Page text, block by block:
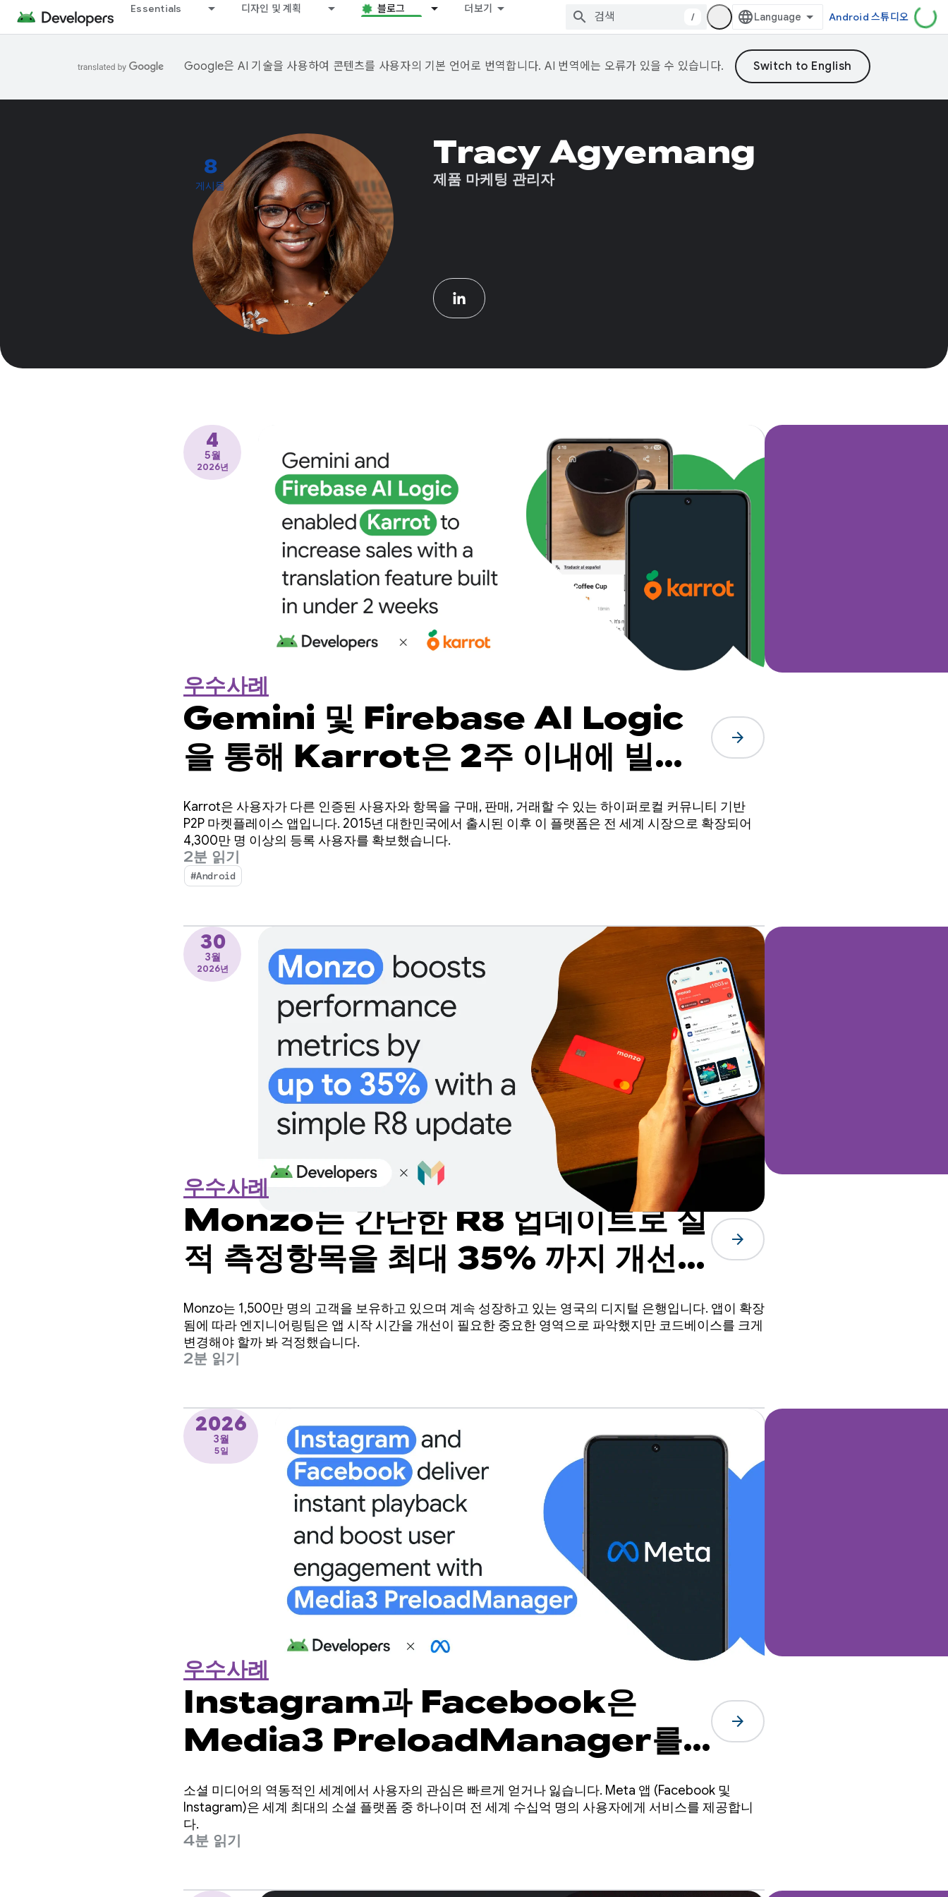
Essentials 디자인 및 계획 블로그 더보기
/ Android 스튜디오
Google은 AI 기술을 사용하여 콘텐츠를 사용자의 기본 언어로 번역합니다. AI 번역에는 오류가 있을 수 있습니다.
8
게시물
Tracy Agyemang
제품 마케팅 관리자
4
5월
2026년
우수사례
Gemini 및 Firebase AI Logic
을 통해 Karrot은 2주 이내에 빌드
된 번역 기능으로 판매를 늘릴 수 있었
습니다.
arrow_forward
Karrot은 사용자가 다른 인증된 사용자와 항목을 구매, 판매, 거래할 수 있는 하이퍼로컬 커뮤니티 기반
P2P 마켓플레이스 앱입니다. 2015년 대한민국에서 출시된 이후 이 플랫폼은 전 세계 시장으로 확장되어
4,300만 명 이상의 등록 사용자를 확보했습니다.
2분 읽기
#Android
30
3월
2026년
우수사례
Monzo는 간단한 R8 업데이트로 실
적 측정항목을 최대 35% 까지 개선합
니다.
arrow_forward
Monzo는 1,500만 명의 고객을 보유하고 있으며 계속 성장하고 있는 영국의 디지털 은행입니다. 앱이 확장
됨에 따라 엔지니어링팀은 앱 시작 시간을 개선이 필요한 중요한 영역으로 파악했지만 코드베이스를 크게
변경해야 할까 봐 걱정했습니다.
2분 읽기
2026
3월
5일
우수사례
Instagram과 Facebook은
Media3 PreloadManager를
사용하여 즉시 재생을 제공하고 사용
자 참여를 높입니다.
arrow_forward
소셜 미디어의 역동적인 세계에서 사용자의 관심은 빠르게 얻거나 잃습니다. Meta 앱 (Facebook 및
Instagram)은 세계 최대의 소셜 플랫폼 중 하나이며 전 세계 수십억 명의 사용자에게 서비스를 제공합니
다.
4분 읽기